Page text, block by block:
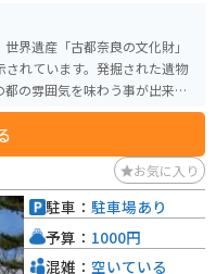
界遺産「古都奈良の文化財」
れています。発掘された遺物
の雰囲気を味わう事が出来、
お気に入り
駐車： 駐車場あり
予算： 1000円
混雑： 空いている